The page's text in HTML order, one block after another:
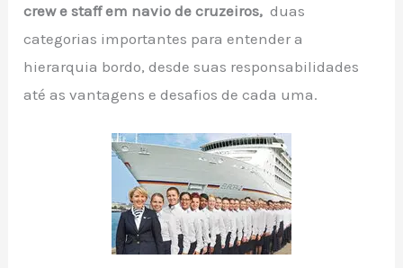
crew e staff em navio de cruzeiros, duas
categorias importantes para entender a
hierarquia bordo, desde suas responsabilidades
até as vantagens e desafios de cada uma.